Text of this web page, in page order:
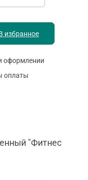
избранное
оформлении
оплаты
"Фитнес